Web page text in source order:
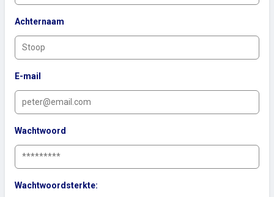
Achternaam
E-mail
Wachtwoord
Wachtwoordsterkte: